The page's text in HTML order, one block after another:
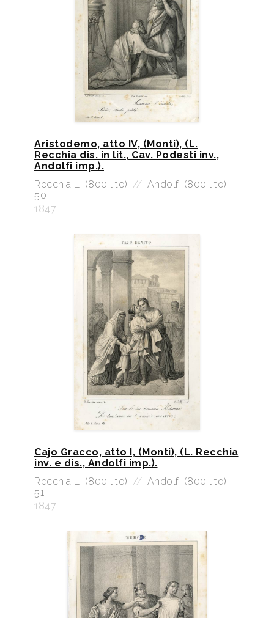
Aristodemo, atto IV, (Monti), (L.
Recchia dis. in lit., Cav. Podesti inv.,
Andolfi imp.).
Recchia L. (800 lito) // Andolfi (800 lito) -
50
1847
Cajo Gracco, atto I, (Monti), (L. Recchia
inv. e dis., Andolfi imp.).
Recchia L. (800 lito) // Andolfi (800 lito) -
51
1847